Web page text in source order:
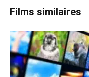
Films similaires